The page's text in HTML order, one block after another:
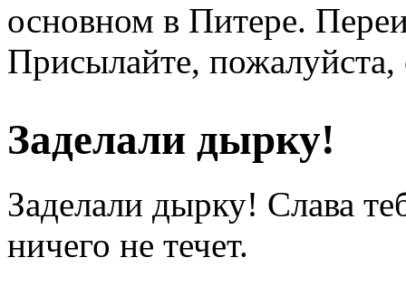
основном в Питере.
Присылайте,
Заделали дырку!
Заделали дырку! Слава
ничего не течет.